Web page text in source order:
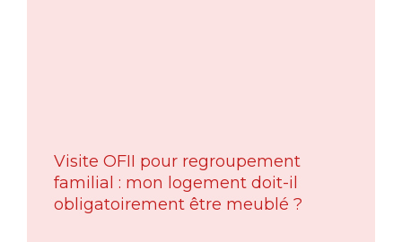
Visite OFII pour regroupement
familial : mon logement doit-il
obligatoirement être meublé ?